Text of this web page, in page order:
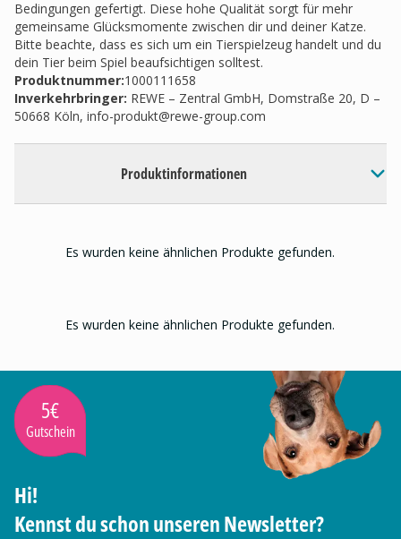
Bedingungen gefertigt. Diese hohe Qualität sorgt für mehr
gemeinsame Glücksmomente zwischen dir und deiner Katze.
Bitte beachte, dass es sich um ein Tierspielzeug handelt und du
dein Tier beim Spiel beaufsichtigen solltest.
Produktnummer:1000111658
Inverkehrbringer: REWE – Zentral GmbH, Domstraße 20, D –
50668 Köln, info-produkt@rewe-group.com
Produktinformationen
Es wurden keine ähnlichen Produkte gefunden.
Es wurden keine ähnlichen Produkte gefunden.
5€
Gutschein
Hi!
Kennst du schon unseren Newsletter?